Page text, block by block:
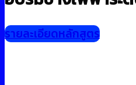
รายละเอียดหลักสูตร